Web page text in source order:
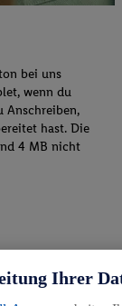
bei uns
wenn du
Anschreiben,
hast. Die
4 MB nicht
Ihrer